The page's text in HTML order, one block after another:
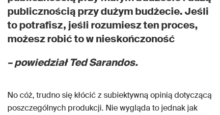
publicznością przy dużym budżecie. Jeśli
to potrafisz, jeśli rozumiesz ten proces,
możesz robić to w nieskończoność
– powiedział Ted Sarandos.
No cóż, trudno się kłócić z subiektywną opinią dotyczącą
poszczególnych produkcji. Nie wygląda to jednak jak